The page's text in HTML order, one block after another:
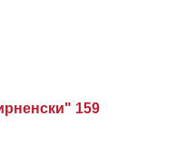
159